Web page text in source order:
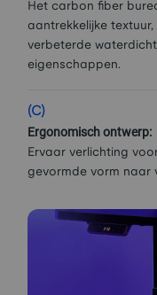
Het carbon fiber
aantrekkelijke
verbeterde
eigenschappen.
(C)
Ergonomisch ontwerp:
Ervaar verlichting
gevormde vorm naar